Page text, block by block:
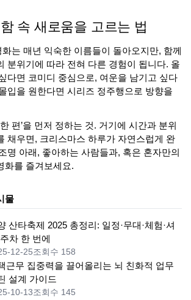
속 새로움을 고르는 법
는 매년 익숙한 이름들이 돌아오지만, 함께
분위기에 따라 전혀 다른 경험이 됩니다. 올
다면 코미디 중심으로, 여운을 남기고 싶다
입을 원한다면 시리즈 정주행으로 방향을
편’을 먼저 정하는 것. 거기에 시간과 분위
채우면, 크리스마스 하루가 자연스럽게 완
명 아래, 좋아하는 사람들과, 혹은 혼자만의
화를 즐겨보세요.
물
산타축제 2025 총정리: 일정·무대·체험·셔
차 한 번에
12-25조회수 158
근무 집중력을 끌어올리는 뇌 친화적 업무
설계 가이드
10-13조회수 145